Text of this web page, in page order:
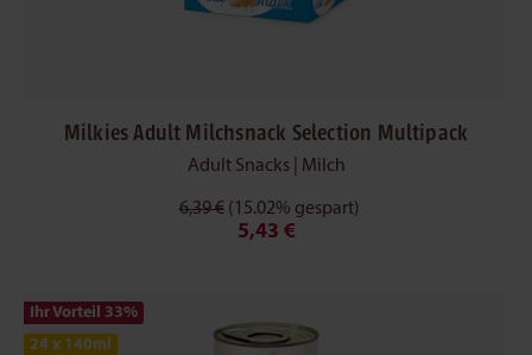
Milkies Adult Milchsnack Selection Multipack
Adult Snacks | Milch
6,39 € (15.02% gespart)
5,43 €
Ihr Vorteil 33%
24 x 140ml